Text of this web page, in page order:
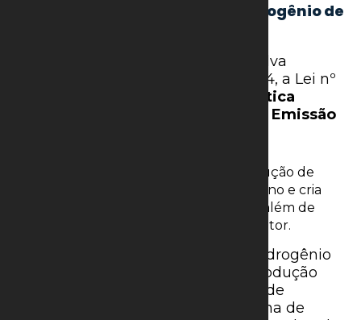
Sancionado Marco Legal do Hidrogênio de
O presidente Luiz Inácio Lula da Silva
sancionou, em 2 de agosto de 2024, a Lei nº
Política
Nacional do Hidrogênio de Baixa Emissão
A nova legislação regulamenta a produção de
hidrogênio com baixa emissão de carbono e cria
um sistema de certificação voluntária, além de
oferecer incentivos tributários para o setor.
De acordo com a nova norma, o hidrogênio
de baixa emissão é aquele cuja produção
resulta em até 7 quilos de dióxido de
carbono equivalente por quilograma de